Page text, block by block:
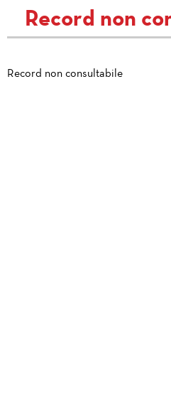
Record non
Record non consultabile